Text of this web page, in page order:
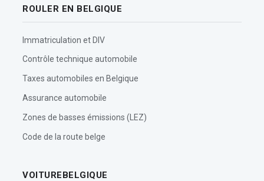
ROULER EN BELGIQUE
Immatriculation et DIV
Contrôle technique automobile
Taxes automobiles en Belgique
Assurance automobile
Zones de basses émissions (LEZ)
Code de la route belge
VOITUREBELGIQUE